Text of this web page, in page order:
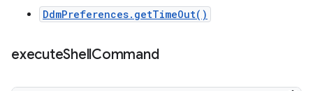
DdmPreferences.getTimeOut()
executeShellCommand